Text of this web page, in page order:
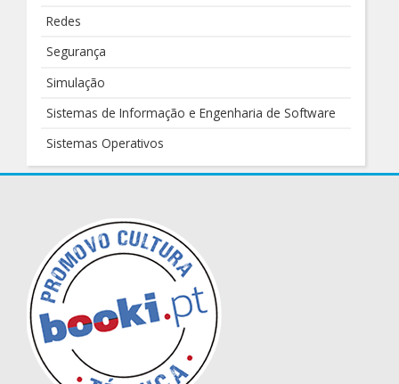
Redes
Segurança
Simulação
Sistemas de Informação e Engenharia de Software
Sistemas Operativos